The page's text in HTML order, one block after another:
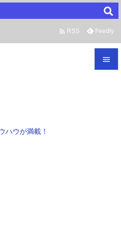
ハウが満載！

 RSS Feedly